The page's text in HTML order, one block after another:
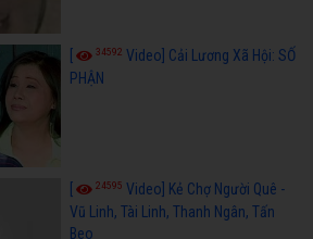
34592 Video] Cải Lương Xã Hội: SỐ
PHẬN
24595 Video] Kẻ Chợ Người Quê -
Vũ Linh, Tài Linh, Thanh Ngân, Tấn
Beo